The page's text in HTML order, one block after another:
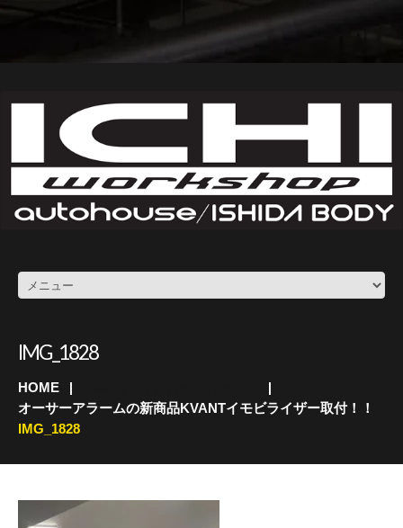
IMG_1828
HOME
オーサーアラームの新商品KVANTイモビライザー取付！！
IMG_1828